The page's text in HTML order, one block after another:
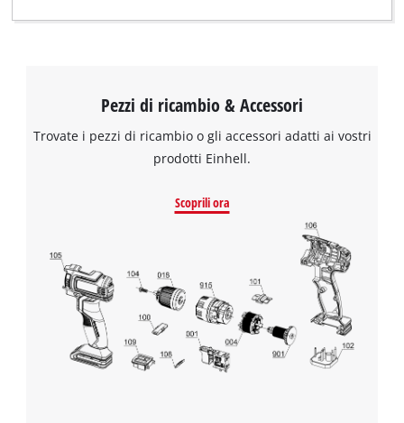
Pezzi di ricambio & Accessori
Trovate i pezzi di ricambio o gli accessori adatti ai vostri
prodotti Einhell.
Scoprili ora